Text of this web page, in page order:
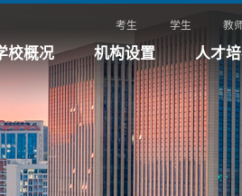
考生 学生 教
校概况 机构设置 人才